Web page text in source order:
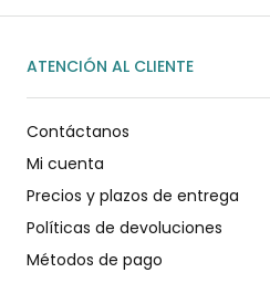
ATENCIÓN AL CLIENTE
Contáctanos
Mi cuenta
Precios y plazos de entrega
Políticas de devoluciones
Métodos de pago